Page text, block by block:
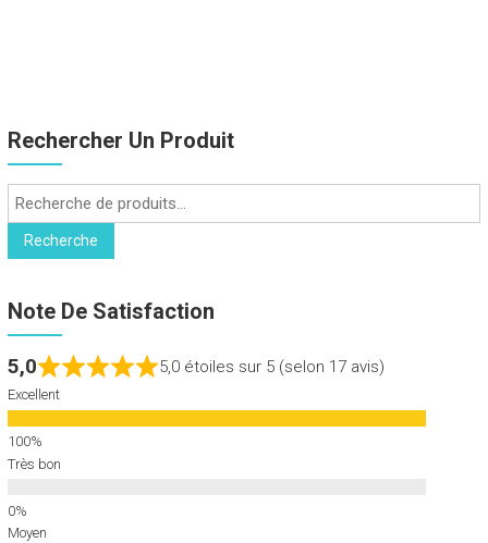
Rechercher Un Produit
Recherche
pour :
Recherche
Note De Satisfaction
5,0 5,0 étoiles sur 5 (selon 17 avis)
Excellent
Très bon
Moyen